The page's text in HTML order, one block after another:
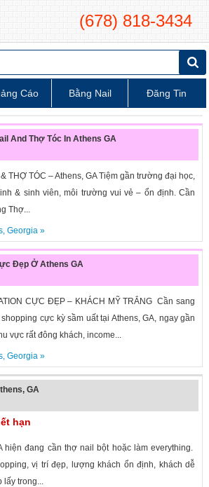
(678) 818-3434
Cáo Bằng Nail Đăng Tin
And Thợ Tóc In Athens GA
THỢ TÓC – Athens, GA Tiệm gần trường đại học,
& sinh viên, môi trường vui vẻ – ổn định. Cần
Thợ...
, Georgia»
Đẹp Ở Athens GA
CỰC ĐẸP – KHÁCH MỸ TRẮNG Cần sang
cực kỳ sầm uất tại Athens, GA, ngay gần
vực rất đông khách, income...
, Georgia»
GA
hạn
hiện đang cần thợ nail bột hoặc làm everything.
vị trí đẹp, lượng khách ổn định, khách dễ
lấy trong...